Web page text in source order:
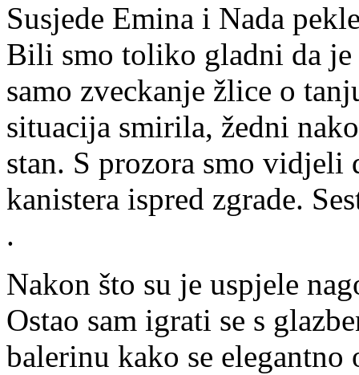
Susjede Emina i Nada
Bili smo toliko gladni da je
samo zveckanje žlice o
situacija smirila, žedni
stan. S prozora smo
kanistera ispred zgrade.
.
Nakon što su je uspjele
Ostao sam igrati se s
balerinu kako se